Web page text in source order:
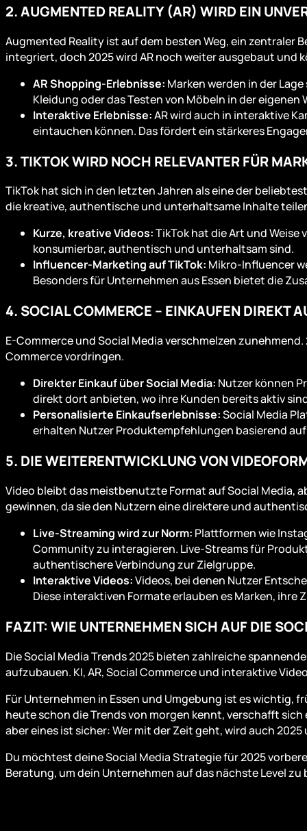
2. AUGMENTED REALITY (AR) WIRD EIN
Augmented Reality ist auf dem besten Weg, ein zentraler
integriert, doch 2025 wird AR noch weiter ausgebaut und
AR Shopping-Erlebnisse: Marken werden in der
Kleidung oder das Testen von Möbeln in der
Interaktive Erlebnisse:AR wird auch in interaktive
eintauchen können. Das fördert ein stärkeres
3. TIKTOK WIRD NOCH RELEVANTER FÜR
TikTok hat sich in den letzten Jahren als eine der
die kreative, authentische und unterhaltsame Inhalte
Kurze, kreative Videos:TikTok hat die Art und
konsumierbar, authentisch und unterhaltsam sind.
Influencer-Marketing auf TikTok: Mikro-Influencer
Besonders für Unternehmen aus Essen bietet die
4. SOCIAL COMMERCE – EINKAUFEN DIREKT
E-Commerce und Social Media verschmelzen
Commerce vordringen.
Direkter Einkauf über Social Media: Nutzer können
direkt dort anbieten, wo ihre Kunden bereits aktiv
Personalisierte Einkaufserlebnisse:Social Media
erhalten Nutzer Produktempfehlungen basierend
5. DIE WEITERENTWICKLUNG VON
Video bleibt das meistbenutzte Format auf Social Media,
gewinnen, da sie den Nutzern eine direktere und
Live-Streaming wird zur Norm: Plattformen wie
Community zu interagieren. Live-Streams für
authentischere Verbindung zur Zielgruppe.
Interaktive Videos:Videos, bei denen Nutzer
Diese interaktiven Formate erlauben es Marken,
FAZIT: WIE UNTERNEHMEN SICH AUF DIE
Die Social Media Trends 2025 bieten zahlreiche
aufzubauen. KI, AR, Social Commerce und interaktive
Für Unternehmen in Essen und Umgebung ist es wichtig,
heute schon die Trends von morgen kennt, verschafft
aber eines ist sicher: Wer mit der Zeit geht, wird auch
Du möchtest deine Social Media Strategie für 2025
Beratung, um dein Unternehmen auf das nächste Level